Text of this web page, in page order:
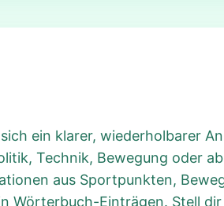
ein klarer, wiederholbarer
Technik, Bewegung oder
aus Sportpunkten,
Wörterbuch-Einträgen. Stell